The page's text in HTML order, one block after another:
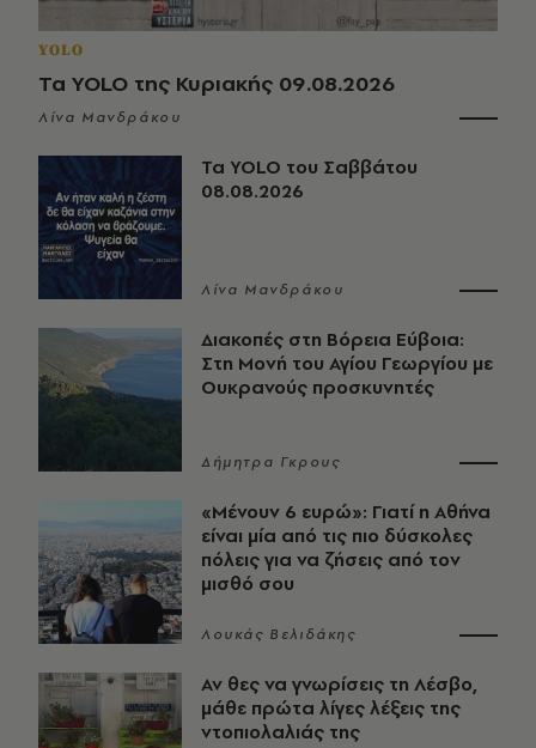
YOLO
Τα YOLO της Κυριακής 09.08.2026
Λίνα Μανδράκου
Τα YOLO του Σαββάτου
08.08.2026
Λίνα Μανδράκου
Διακοπές στη Βόρεια Εύβοια:
Στη Μονή του Αγίου Γεωργίου με
Ουκρανούς προσκυνητές
Δήμητρα Γκρους
«Μένουν 6 ευρώ»: Γιατί η Αθήνα
είναι μία από τις πιο δύσκολες
πόλεις για να ζήσεις από τον
μισθό σου
Λουκάς Βελιδάκης
Αν θες να γνωρίσεις τη Λέσβο,
μάθε πρώτα λίγες λέξεις της
ντοπιολαλιάς της